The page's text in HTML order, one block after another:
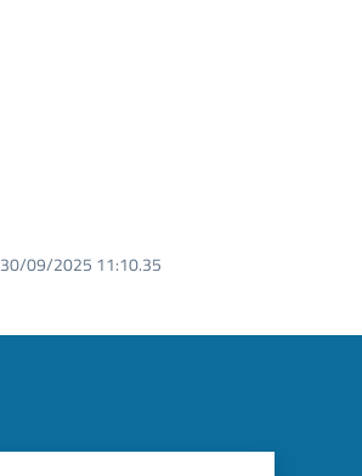
30/09/2025 11:10.35